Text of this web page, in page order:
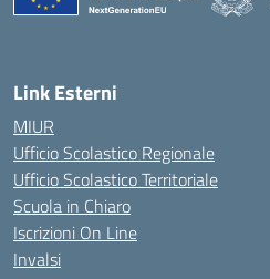
Link Esterni
MIUR
Ufficio Scolastico Regionale
Ufficio Scolastico Territoriale
Scuola in Chiaro
Iscrizioni On Line
Invalsi